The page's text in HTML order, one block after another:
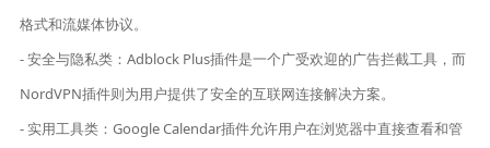
格式和流媒体协议。
- 安全与隐私类：Adblock Plus插件是一个广受欢迎的广告拦截工具，而
NordVPN插件则为用户提供了安全的互联网连接解决方案。
- 实用工具类：Google Calendar插件允许用户在浏览器中直接查看和管